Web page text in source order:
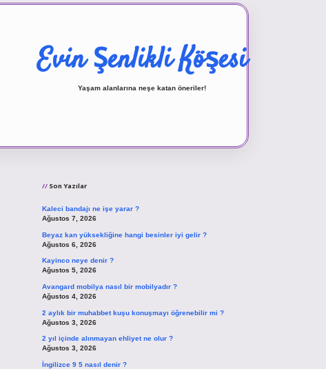
Evin Şenlikli Köşesi
Yaşam alanlarına neşe katan öneriler!
Son Yazılar
Kaleci bandajı ne işe yarar ?
Ağustos 7, 2026
Beyaz kan yüksekliğine hangi besinler iyi gelir ?
Ağustos 6, 2026
Kayinco neye denir ?
Ağustos 5, 2026
Avangard mobilya nasıl bir mobilyadır ?
Ağustos 4, 2026
2 aylık bir muhabbet kuşu konuşmayı öğrenebilir mi ?
Ağustos 3, 2026
2 yıl içinde alınmayan ehliyet ne olur ?
Ağustos 3, 2026
İngilizce 9 5 nasıl denir ?